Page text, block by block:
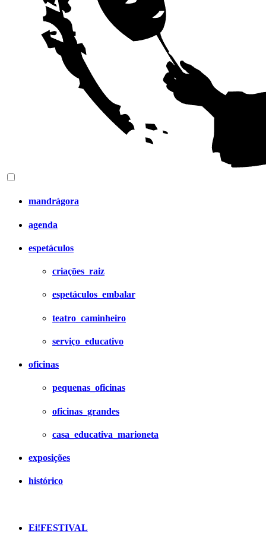
mandrágora
agenda
espetáculos
criações_raiz
espetáculos_embalar
teatro_caminheiro
serviço_educativo
oficinas
pequenas_oficinas
oficinas_grandes
casa_educativa_marioneta
exposições
histórico
Ei!FESTIVAL